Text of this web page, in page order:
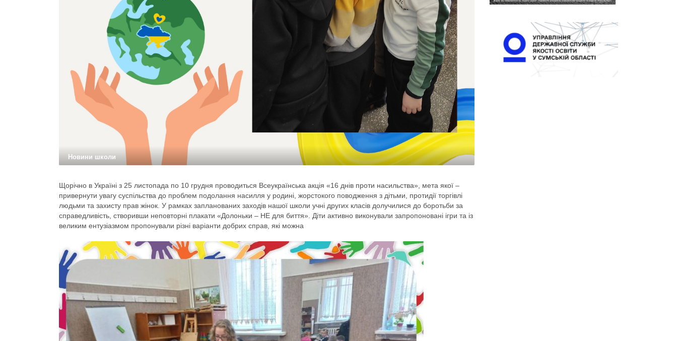
Новини школи
Щорічно в Україні з 25 листопада по 10 грудня проводиться Всеукраїнська акція «16 днів проти насильства», мета якої –
привернути увагу суспільства до проблем подолання насилля у родині, жорстокого поводження з дітьми, протидії торгівлі
людьми та захисту прав жінок. У рамках запланованих заходів нашої школи учні других класів долучилися до боротьби за
справедливість, створивши неповторні плакати «Долоньки – НЕ для биття». Діти активно виконували запропоновані ігри та із
великим ентузіазмом пропонували різні варіанти добрих справ, які можна